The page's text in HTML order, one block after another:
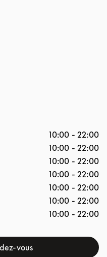
10:00 - 22:00
10:00 - 22:00
10:00 - 22:00
10:00 - 22:00
10:00 - 22:00
10:00 - 22:00
10:00 - 22:00
vous
Opens in New Tab